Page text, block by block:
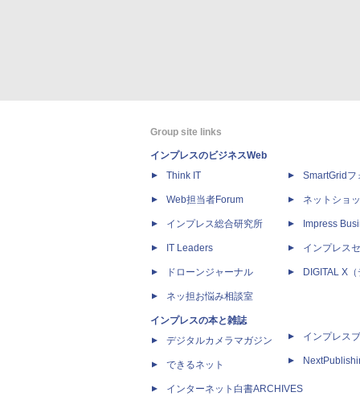
Group site links
インプレスのビジネスWeb
Think IT
Web担当者Forum
インプレス総合研究所
IT Leaders
ドローンジャーナル
ネッ担お悩み相談室
インプレスの本と雑誌
デジタルカメラマガジン
できるネット
インターネット白書ARCHIVES
SmartGridフ
ネットショ
Impress
インプレス
DIGITAL X
インプレス